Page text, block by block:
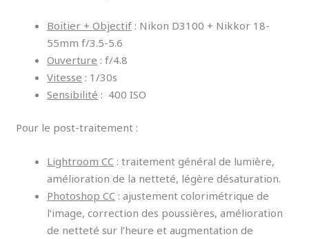
Boitier + Objectif : Nikon D3100 + Nikkor 18-
55mm f/3.5-5.6
Ouverture : f/4.8
Vitesse : 1/30s
Sensibilité : 400 ISO
Pour le post-traitement :
Lightroom CC : traitement général de lumière,
amélioration de la netteté, légère désaturation.
Photoshop CC : ajustement colorimétrique de
l’image, correction des poussières, amélioration
de netteté sur l’heure et augmentation de